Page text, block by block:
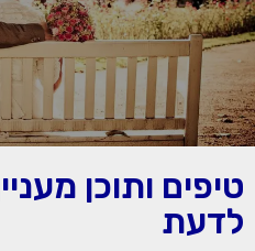
טיפים ותוכן
לדעת